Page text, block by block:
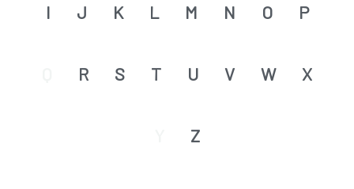
I J K L M N O P
R S T U V W X
Z